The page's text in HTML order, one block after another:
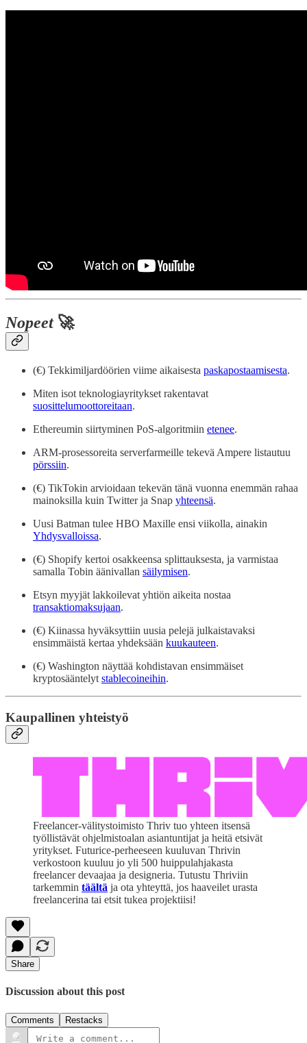
Nopeet🚀
(€) Tekkimiljardöörien viime aikaisesta paskapostaamisesta.
Miten isot teknologiayritykset rakentavat
suosittelumoottoreitaan.
Ethereumin siirtyminen PoS-algoritmiin etenee.
ARM-prosessoreita serverfarmeille tekevä Ampere listautuu
pörssiin.
(€) TikTokin arvioidaan tekevän tänä vuonna enemmän rahaa
mainoksilla kuin Twitter ja Snap yhteensä.
Uusi Batman tulee HBO Maxille ensi viikolla, ainakin
Yhdysvalloissa.
(€) Shopify kertoi osakkeensa splittauksesta, ja varmistaa
samalla Tobin äänivallan säilymisen.
Etsyn myyjät lakkoilevat yhtiön aikeita nostaa
transaktiomaksujaan.
(€) Kiinassa hyväksyttiin uusia pelejä julkaistavaksi
ensimmäistä kertaa yhdeksään kuukauteen.
(€) Washington näyttää kohdistavan ensimmäiset
kryptosääntelyt stablecoineihin.
Kaupallinen yhteistyö
Freelancer-välitystoimisto Thriv tuo yhteen itsensä
työllistävät ohjelmistoalan asiantuntijat ja heitä etsivät
yritykset. Futurice-perheeseen kuuluvan Thrivin
verkostoon kuuluu jo yli 500 huippulahjakasta
freelancer devaajaa ja designeria. Tutustu Thriviin
tarkemmin täältä ja ota yhteyttä, jos haaveilet urasta
freelancerina tai etsit tukea projektiisi!
Share
Discussion about this post
Comments Restacks